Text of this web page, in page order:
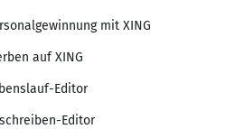
mit XING
auf XING
Editor
Editor